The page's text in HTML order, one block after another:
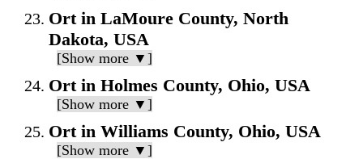
Ort in LaMoure County, North
Dakota, USA
[Show more ▼]
Ort in Holmes County, Ohio, USA
[Show more ▼]
Ort in Williams County, Ohio, USA
[Show more ▼]